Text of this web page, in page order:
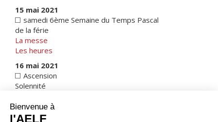
15 mai 2021
samedi 6ème Semaine du Temps Pascal
de la férie
La messe
Les heures
16 mai 2021
Ascension
Solennité
Les heures